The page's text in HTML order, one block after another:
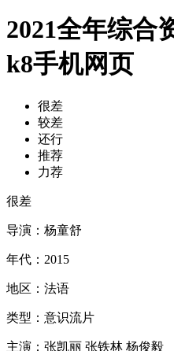
2021全年综合
k8手机网页
很差
较差
还行
推荐
力荐
很差
导演： 杨童舒
年代： 2015
地区： 法语
类型： 意识流片
主演： 张凯丽 张铁林 杨俊毅